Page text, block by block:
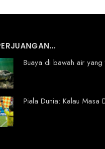
Buaya di bawah air yang
Piala Dunia: Kalau Masa